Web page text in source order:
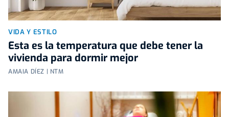
VIDA Y ESTILO
Esta es la temperatura que debe tener la
vivienda para dormir mejor
AMAIA DÍEZ | NTM